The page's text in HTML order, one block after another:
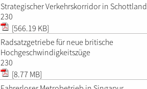
Strategischer Verkehrskorridor in Schottland
230
[566.19 KB]
Radsatzgetriebe für neue britische
Hochgeschwindigkeitszüge
230
[8.77 MB]